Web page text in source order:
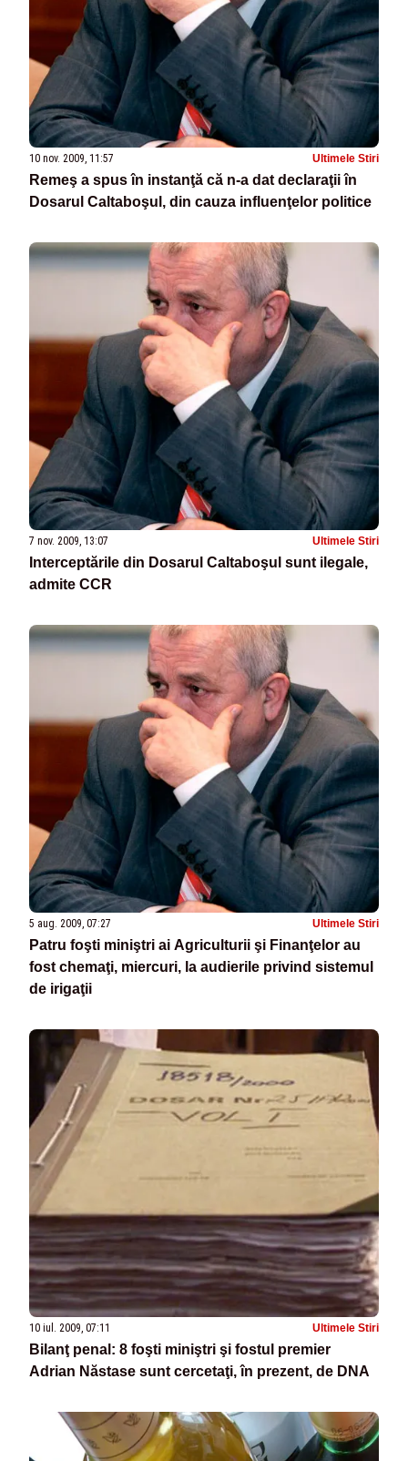
10 nov. 2009, 11:57 Ultimele Stiri
Remeş a spus în instanţă că n-a dat declaraţii în
Dosarul Caltaboşul, din cauza influenţelor politice
7 nov. 2009, 13:07 Ultimele Stiri
Interceptările din Dosarul Caltaboşul sunt ilegale,
admite CCR
5 aug. 2009, 07:27 Ultimele Stiri
Patru foşti miniştri ai Agriculturii şi Finanţelor au
fost chemaţi, miercuri, la audierile privind sistemul
de irigaţii
10 iul. 2009, 07:11 Ultimele Stiri
Bilanţ penal: 8 foşti miniştri şi fostul premier
Adrian Năstase sunt cercetaţi, în prezent, de DNA